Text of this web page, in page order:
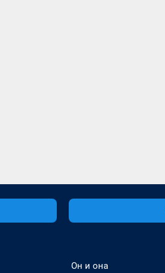
Он и она